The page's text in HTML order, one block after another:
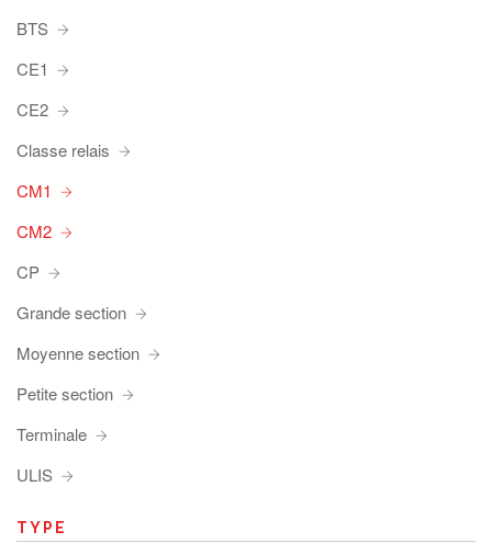
BTS
CE1
CE2
Classe relais
CM1
CM2
CP
Grande section
Moyenne section
Petite section
Terminale
ULIS
TYPE